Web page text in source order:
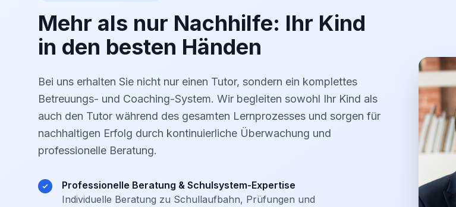
Mehr als nur Nachhilfe: Ihr Kind
in den besten Händen
Bei uns erhalten Sie nicht nur einen Tutor, sondern ein komplettes
Betreuungs- und Coaching-System. Wir begleiten sowohl Ihr Kind als
auch den Tutor während des gesamten Lernprozesses und sorgen für
nachhaltigen Erfolg durch kontinuierliche Überwachung und
professionelle Beratung.
Professionelle Beratung & Schulsystem-Expertise
Individuelle Beratung zu Schullaufbahn, Prüfungen und